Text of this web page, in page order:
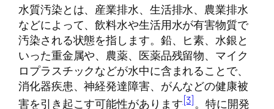
水質汚染とは、産業排水、生活排水、農業排水
などによって、飲料水や生活用水が有害物質で
汚染される状態を指します。鉛、ヒ素、水銀と
いった重金属や、農薬、医薬品残留物、マイク
ロプラスチックなどが水中に含まれることで、
消化器疾患、神経発達障害、がんなどの健康被
害を引き起こす可能性があります[3]。特に開発